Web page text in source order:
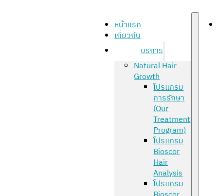
หน้าแรก
เกี่ยวกับ
บริการ
Natural Hair
Growth
โปรแกรม
การรักษา
(Our
Treatment
Program)
โปรแกรม
Bioscor
Hair
Analysis
โปรแกรม